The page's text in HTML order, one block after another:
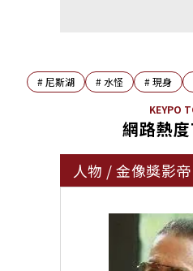
# 尼斯湖 # 水怪 #現身
KEYPO
網路熱
人物 /金像獎影帝